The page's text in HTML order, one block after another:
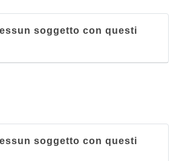
soggetto con questi
soggetto con questi